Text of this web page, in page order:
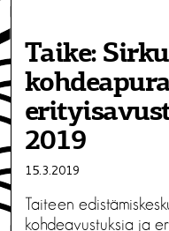
Taike:
2019
15.3.2019
Taiteen
kohdeavustuksia ja